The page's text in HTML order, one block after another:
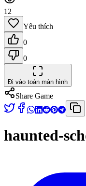
12
Yêu thích
0
0
Đi vào toàn màn hình
Share Game
haunted-